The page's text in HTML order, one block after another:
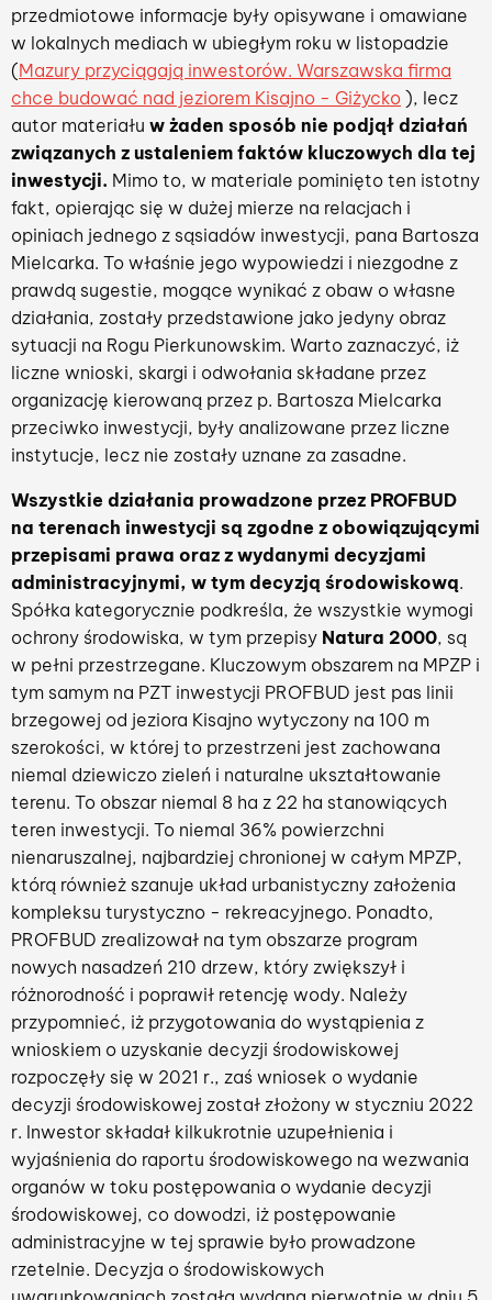
przedmiotowe informacje były opisywane i omawiane
w lokalnych mediach w ubiegłym roku w listopadzie
(Mazury przyciągają inwestorów. Warszawska firma
chce budować nad jeziorem Kisajno - Giżycko ), lecz
autor materiału w żaden sposób nie podjął działań
związanych z ustaleniem faktów kluczowych dla tej
inwestycji. Mimo to, w materiale pominięto ten istotny
fakt, opierając się w dużej mierze na relacjach i
opiniach jednego z sąsiadów inwestycji, pana Bartosza
Mielcarka. To właśnie jego wypowiedzi i niezgodne z
prawdą sugestie, mogące wynikać z obaw o własne
działania, zostały przedstawione jako jedyny obraz
sytuacji na Rogu Pierkunowskim. Warto zaznaczyć, iż
liczne wnioski, skargi i odwołania składane przez
organizację kierowaną przez p. Bartosza Mielcarka
przeciwko inwestycji, były analizowane przez liczne
instytucje, lecz nie zostały uznane za zasadne.
Wszystkie działania prowadzone przez PROFBUD
na terenach inwestycji są zgodne z obowiązującymi
przepisami prawa oraz z wydanymi decyzjami
administracyjnymi, w tym decyzją środowiskową.
Spółka kategorycznie podkreśla, że wszystkie wymogi
ochrony środowiska, w tym przepisy Natura 2000, są
w pełni przestrzegane. Kluczowym obszarem na MPZP i
tym samym na PZT inwestycji PROFBUD jest pas linii
brzegowej od jeziora Kisajno wytyczony na 100 m
szerokości, w której to przestrzeni jest zachowana
niemal dziewiczo zieleń i naturalne ukształtowanie
terenu. To obszar niemal 8 ha z 22 ha stanowiących
teren inwestycji. To niemal 36% powierzchni
nienaruszalnej, najbardziej chronionej w całym MPZP,
którą również szanuje układ urbanistyczny założenia
kompleksu turystyczno - rekreacyjnego. Ponadto,
PROFBUD zrealizował na tym obszarze program
nowych nasadzeń 210 drzew, który zwiększył i
różnorodność i poprawił retencję wody. Należy
przypomnieć, iż przygotowania do wystąpienia z
wnioskiem o uzyskanie decyzji środowiskowej
rozpoczęły się w 2021 r., zaś wniosek o wydanie
decyzji środowiskowej został złożony w styczniu 2022
r. Inwestor składał kilkukrotnie uzupełnienia i
wyjaśnienia do raportu środowiskowego na wezwania
organów w toku postępowania o wydanie decyzji
środowiskowej, co dowodzi, iż postępowanie
administracyjne w tej sprawie było prowadzone
rzetelnie. Decyzja o środowiskowych